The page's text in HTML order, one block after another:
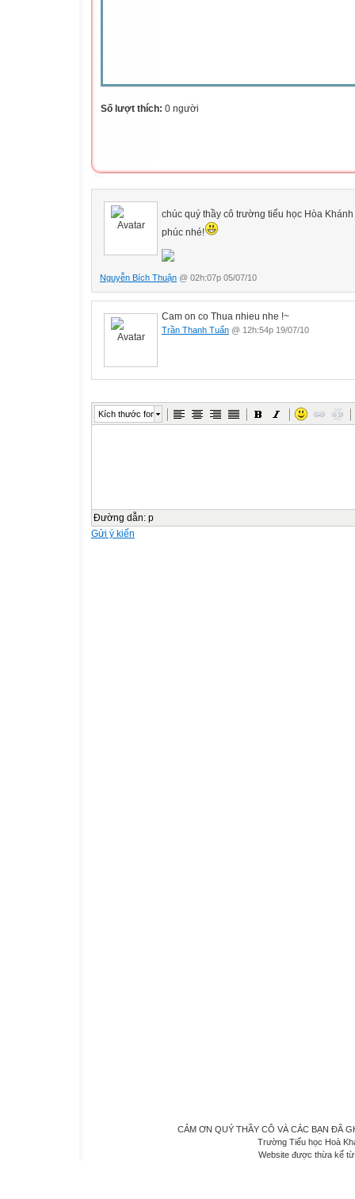
Số lượt thích: 0 người
chúc quý thầy cô trường tiểu học Hòa
phúc nhé!
Nguyễn Bích Thuận @ 02h:07p 05/07/10
Cam on co Thua nhieu nhe !~
Trần Thanh Tuấn @ 12h:54p 19/07/10
Kích thước font
Đường dẫn: p
Gửi ý kiến
CẢM ƠN QUÝ THẦY CÔ VÀ CÁC BẠN ĐÃ
Trường Tiểu học Hoà
Website được thừa kế